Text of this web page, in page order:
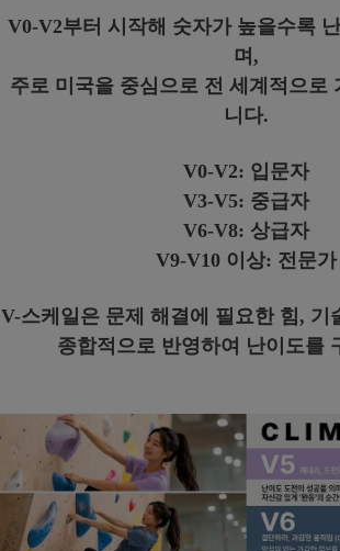
V0-V2부터 시작해 숫자가 높을수록
며,
주로 미국을 중심으로 전 세계적으로
니다.
V0-V2: 입문자
V3-V5: 중급자
V6-V8: 상급자
V9-V10 이상: 전문가
V-스케일은 문제 해결에 필요한 힘, 기
종합적으로 반영하여 난이도를